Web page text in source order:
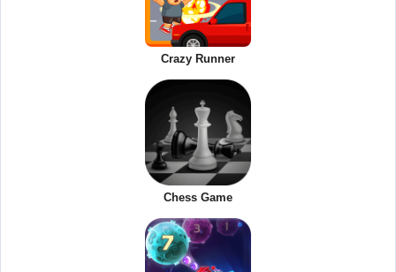
Crazy Runner
Chess Game